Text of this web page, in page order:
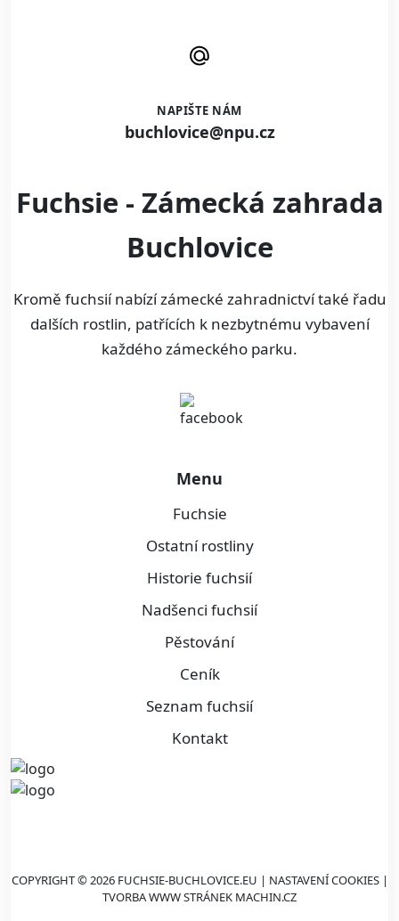
NAPIŠTE NÁM
buchlovice@npu.cz
Fuchsie - Zámecká zahrada
Buchlovice
Kromě fuchsií nabízí zámecké zahradnictví také řadu
dalších rostlin, patřících k nezbytnému vybavení
každého zámeckého parku.
Menu
Fuchsie
Ostatní rostliny
Historie fuchsií
Nadšenci fuchsií
Pěstování
Ceník
Seznam fuchsií
Kontakt
COPYRIGHT © 2026 FUCHSIE-BUCHLOVICE.EU | NASTAVENÍ COOKIES|
TVORBA WWW STRÁNEK MACHIN.CZ